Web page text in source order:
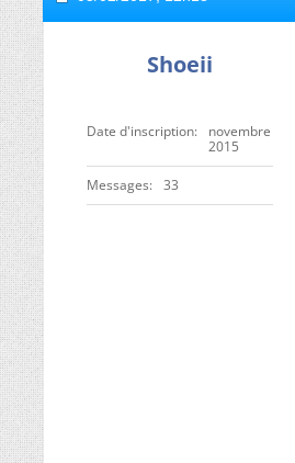
Shoeii
Date d'inscription
novembre
2015
Messages 33